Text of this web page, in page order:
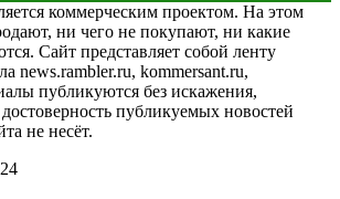
коммерческим проектом. На этом
ни чего не покупают, ни какие
Сайт представляет собой ленту
news.rambler.ru, kommersant.ru,
публикуются без искажения,
достоверность публикуемых новостей
не несёт.